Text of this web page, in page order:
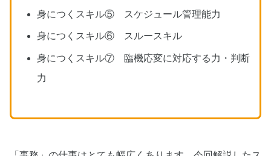
身につくスキル⑤ スケジュール管理能力
身につくスキル⑥ スルースキル
身につくスキル⑦ 臨機応変に対応する力・判断
力